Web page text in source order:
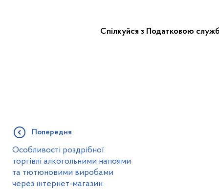
Спілкуйся з Податковою
Попередня
Особливості роздрібної
торгівлі алкогольними напоями
та тютюновими виробами
через інтернет-магазин